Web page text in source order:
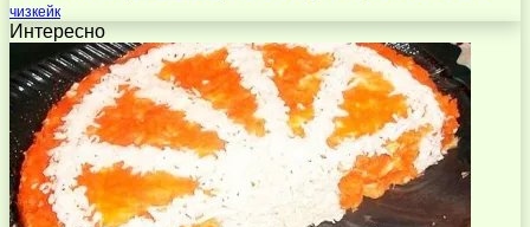
чизкейк
Интересно